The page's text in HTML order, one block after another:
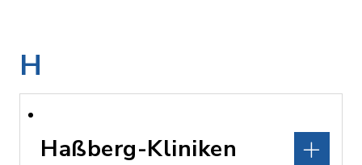
H
Haßberg-Kliniken